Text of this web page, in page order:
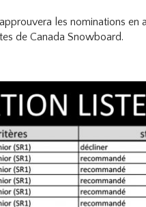
les nominations en
de Canada Snowboard.